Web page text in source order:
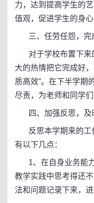
力，达到提高学生的
值观，促进学生的身心
三、任劳任怨，完
对于学校布置下来
大的热情把它完成好
质高效”。在下半学期
尽责，为老师和同学们
四、加强反思，及
反思本学期来的工
有以下几点：
1、在自身业务能力
教学实践中思考得还
法和问题记录下来，